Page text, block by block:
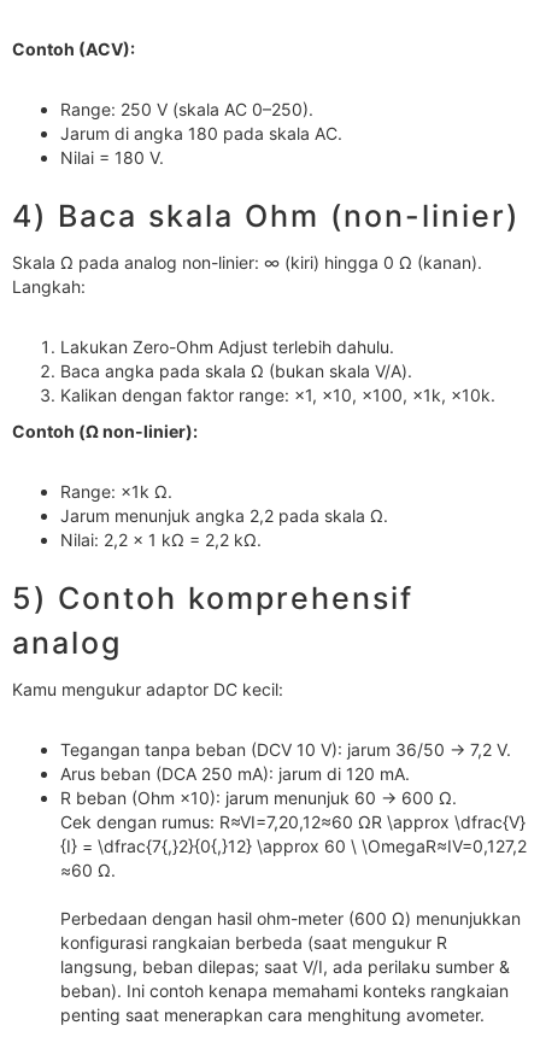
Contoh (ACV):
Range: 250 V (skala AC 0–250).
Jarum di angka 180 pada skala AC.
Nilai = 180 V.
4) Baca skala Ohm (non-linier)
Skala Ω pada analog non-linier: ∞ (kiri) hingga 0 Ω (kanan).
Langkah:
Lakukan Zero-Ohm Adjust terlebih dahulu.
Baca angka pada skala Ω (bukan skala V/A).
Kalikan dengan faktor range: ×1, ×10, ×100, ×1k, ×10k.
Contoh (Ω non-linier):
Range: ×1k Ω.
Jarum menunjuk angka 2,2 pada skala Ω.
Nilai: 2,2 × 1 kΩ = 2,2 kΩ.
5) Contoh komprehensif
analog
Kamu mengukur adaptor DC kecil:
Tegangan tanpa beban (DCV 10 V): jarum 36/50 → 7,2 V.
Arus beban (DCA 250 mA): jarum di 120 mA.
R beban (Ohm ×10): jarum menunjuk 60 → 600 Ω.
Cek dengan rumus: R≈VI=7,20,12≈60 ΩR \approx \dfrac{V}
{I} = \dfrac{7{,}2}{0{,}12} \approx 60 \ \OmegaR≈IV​=0,127,2​
≈60 Ω.
Perbedaan dengan hasil ohm-meter (600 Ω) menunjukkan
konfigurasi rangkaian berbeda (saat mengukur R
langsung, beban dilepas; saat V/I, ada perilaku sumber &
beban). Ini contoh kenapa memahami konteks rangkaian
penting saat menerapkan cara menghitung avometer.